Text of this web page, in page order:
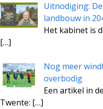
Uitnodiging:
landbouw in
Het kabinet is
[…]
Nog meer
overbodig
Een artikel in
Twente: […]